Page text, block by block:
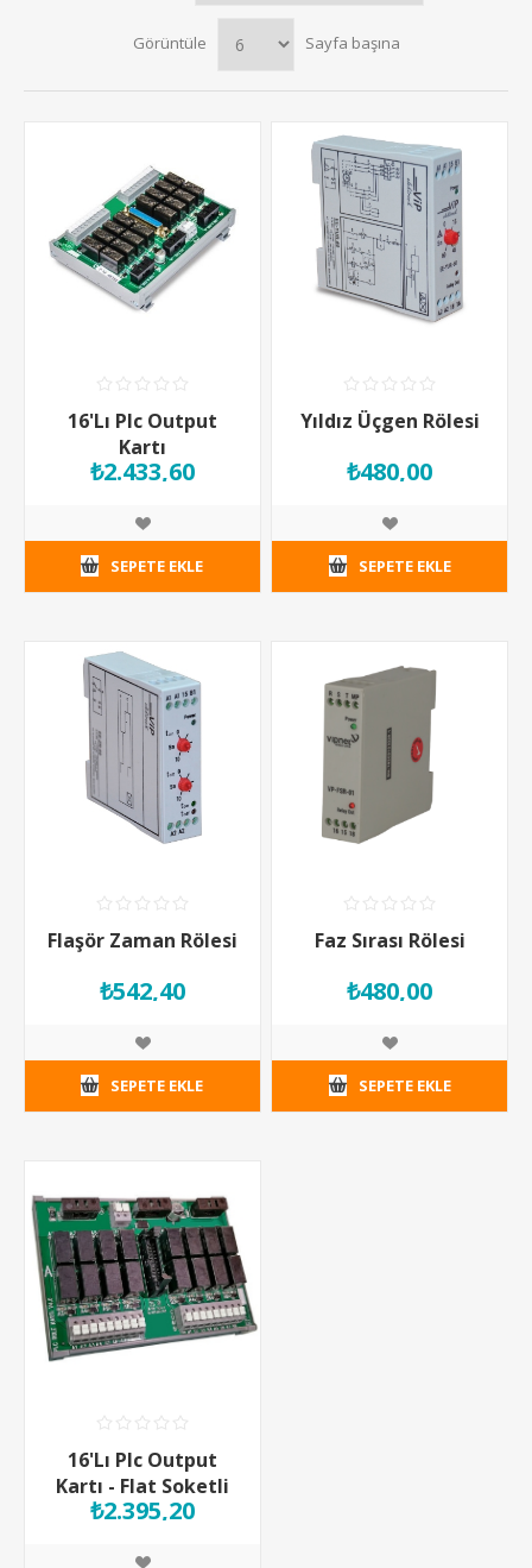
Görüntüle Sayfa başına
16'Lı Plc Output
Kartı
₺2.433,60
SEPETE EKLE
Yıldız Üçgen Rölesi
₺480,00
SEPETE EKLE
Flaşör Zaman Rölesi
₺542,40
SEPETE EKLE
Faz Sırası Rölesi
₺480,00
SEPETE EKLE
16'Lı Plc Output
Kartı - Flat Soketli
₺2.395,20